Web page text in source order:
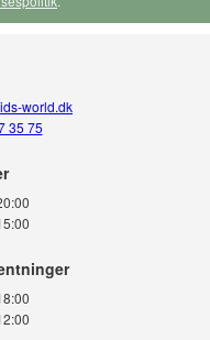
world.dk
35 75